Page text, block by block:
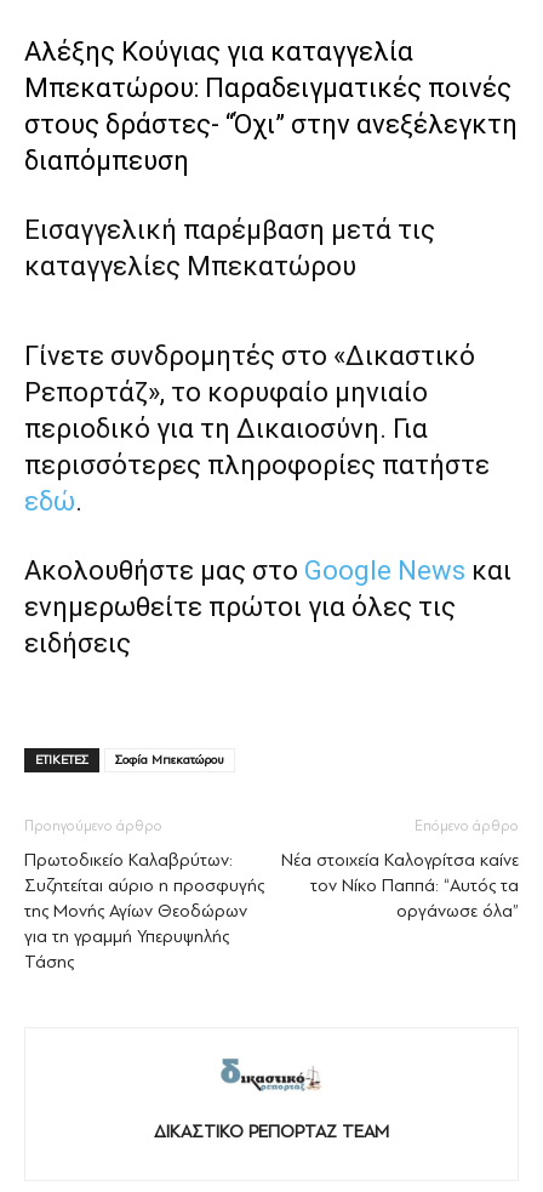
Αλέξης Κούγιας για καταγγελία
Μπεκατώρου: Παραδειγματικές ποινές
στους δράστες- “Όχι” στην ανεξέλεγκτη
διαπόμπευση
Εισαγγελική παρέμβαση μετά τις
καταγγελίες Μπεκατώρου
Γίνετε συνδρομητές στο «Δικαστικό
Ρεπορτάζ», το κορυφαίο μηνιαίο
περιοδικό για τη Δικαιοσύνη. Για
περισσότερες πληροφορίες πατήστε
εδώ.
Ακολουθήστε μας στο Google News και
ενημερωθείτε πρώτοι για όλες τις
ειδήσεις
ΕΤΙΚΕΤΕΣ Σοφία Μπεκατώρου
Προηγούμενο άρθρο
Πρωτοδικείο Καλαβρύτων:
Συζητείται αύριο η προσφυγής
της Μονής Αγίων Θεοδώρων
για τη γραμμή Υπερυψηλής
Τάσης
Επόμενο άρθρο
Νέα στοιχεία Καλογρίτσα καίνε
τον Νίκο Παππά: “Αυτός τα
οργάνωσε όλα”
ΔΙΚΑΣΤΙΚΟ ΡΕΠΟΡΤΑΖ TEAM